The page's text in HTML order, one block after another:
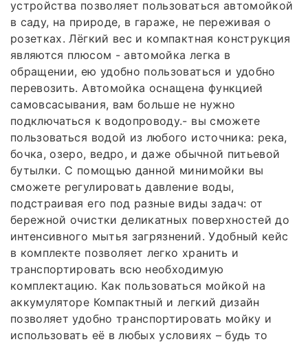
устройства позволяет пользоваться автомойкой
в саду, на природе, в гараже, не переживая о
розетках. Лёгкий вес и компактная конструкция
являются плюсом - автомойка легка в
обращении, ею удобно пользоваться и удобно
перевозить. Автомойка оснащена функцией
самовсасывания, вам больше не нужно
подключаться к водопроводу.- вы сможете
пользоваться водой из любого источника: река,
бочка, озеро, ведро, и даже обычной питьевой
бутылки. С помощью данной минимойки вы
сможете регулировать давление воды,
подстраивая его под разные виды задач: от
бережной очистки деликатных поверхностей до
интенсивного мытья загрязнений. Удобный кейс
в комплекте позволяет легко хранить и
транспортировать всю необходимую
комплектацию. Как пользоваться мойкой на
аккумуляторе Компактный и легкий дизайн
позволяет удобно транспортировать мойку и
использовать её в любых условиях – будь то